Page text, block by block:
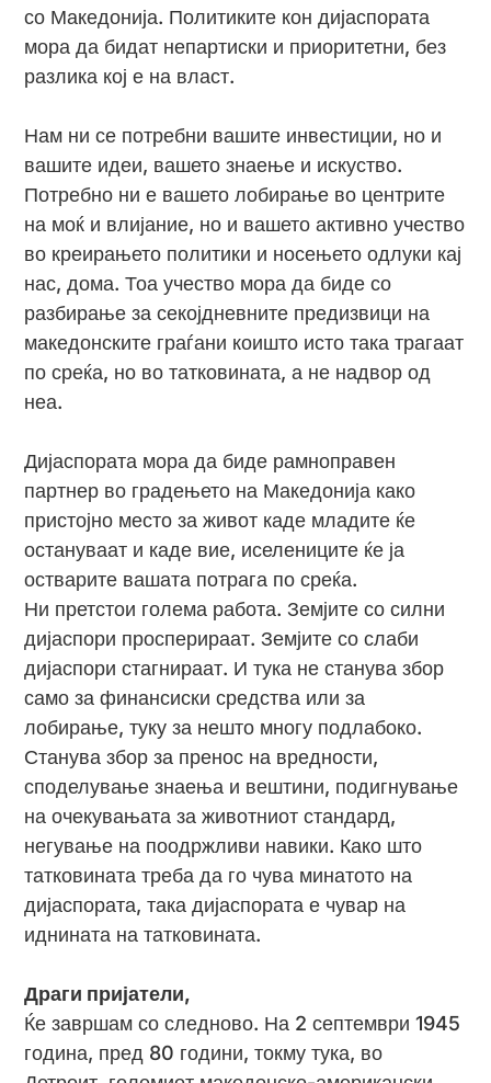
со Македонија. Политиките кон дијаспората
мора да бидат непартиски и приоритетни, без
разлика кој е на власт.
Нам ни се потребни вашите инвестиции, но и
вашите идеи, вашето знаење и искуство.
Потребно ни е вашето лобирање во центрите
на моќ и влијание, но и вашето активно учество
во креирањето политики и носењето одлуки кај
нас, дома. Тоа учество мора да биде со
разбирање за секојдневните предизвици на
македонските граѓани коишто исто така трагаат
по среќа, но во татковината, а не надвор од
неа.
Дијаспората мора да биде рамноправен
партнер во градењето на Македонија како
пристојно место за живот каде младите ќе
остануваат и каде вие, иселениците ќе ја
остварите вашата потрага по среќа.
Ни претстои голема работа. Земјите со силни
дијаспори просперираат. Земјите со слаби
дијаспори стагнираат. И тука не станува збор
само за финансиски средства или за
лобирање, туку за нешто многу подлабоко.
Станува збор за пренос на вредности,
споделување знаења и вештини, подигнување
на очекувањата за животниот стандард,
негување на поодржливи навики. Како што
татковината треба да го чува минатото на
дијаспората, така дијаспората е чувар на
иднината на татковината.
Драги пријатели,
Ќе завршам со следново. На 2 септември 1945
година, пред 80 години, токму тука, во